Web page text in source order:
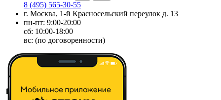
8 (495) 565-30-55
г. Москва, 1-й Красносельский переулок д. 13
пн-пт: 9:00-20:00
сб: 10:00-18:00
вс: (по договоренности)